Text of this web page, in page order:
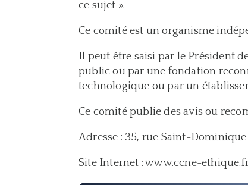
ce sujet ».
Ce comité est un organisme
Il peut être saisi par le Président
public ou par une fondation
technologique ou par un
Ce comité publie des avis ou
Adresse : 35, rue Saint-
Site Internet : www.ccne-